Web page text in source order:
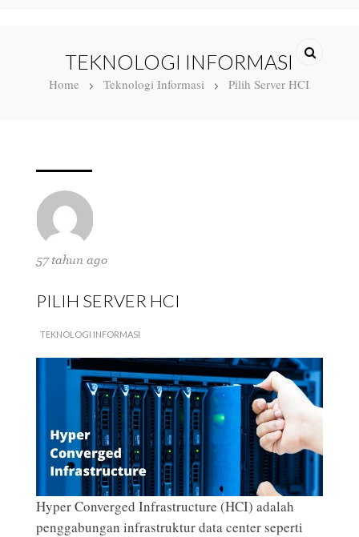
TEKNOLOGI INFORMASI
Home Teknologi Informasi Pilih Server HCI
57 tahun ago
PILIH SERVER HCI
TEKNOLOGI INFORMASI
Hyper Converged Infrastructure (HCI) adalah
penggabungan infrastruktur data center seperti